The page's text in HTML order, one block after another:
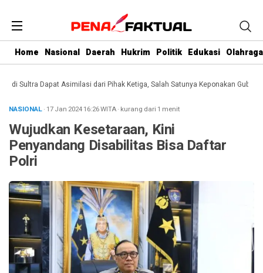
Home Nasional Daerah Hukrim Politik Edukasi Olahraga
Dapat Asimilasi dari Pihak Ketiga, Salah Satunya Keponakan Gubernur
NASIONAL· 17 Jan 202416:26WITA· kurang dari 1 menit
Wujudkan Kesetaraan, Kini
Penyandang Disabilitas Bisa Daftar
Polri